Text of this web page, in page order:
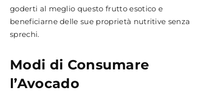
goderti al meglio questo frutto esotico e
beneficiarne delle sue proprietà nutritive senza
sprechi.
Modi di Consumare
l’Avocado